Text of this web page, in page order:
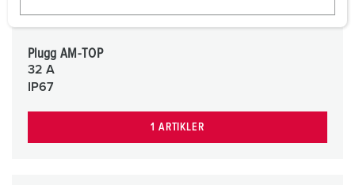
w
Plugg AM-TOP
32 A
IP67
1 ARTIKLER